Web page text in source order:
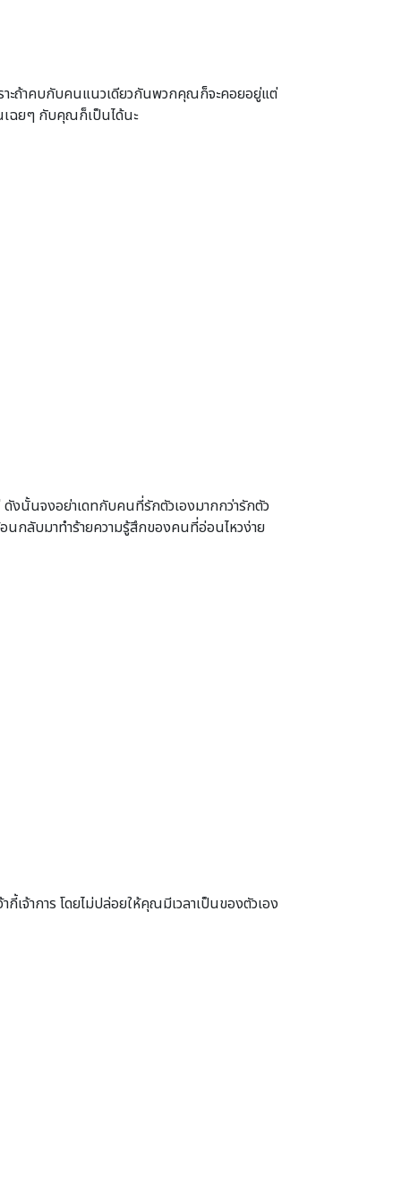
าะถ้าคบกับคนแนวเดียวกันพวกคุณก็จะคอยอยู่แต่
ฉยๆ กับคุณก็เป็นได้นะ
งนั้นจงอย่าเดทกับคนที่รักตัวเองมากกว่ารักตัว
นกลับมาทำร้ายความรู้สึกของคนที่อ่อนไหวง่าย
เจ้าการ โดยไม่ปล่อยให้คุณมีเวลาเป็นของตัวเอง